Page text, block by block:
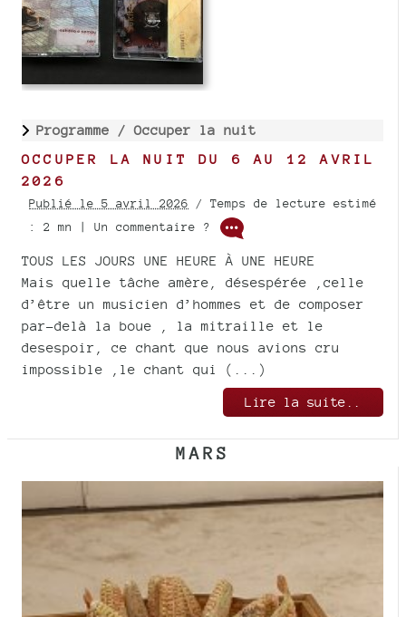
Programme /Occuper la nuit
OCCUPER LA NUIT DU 6 AU 12 AVRIL
2026
Publié le 5 avril 2026 / Temps de lecture estimé
: 2 mn | Un commentaire ?
TOUS LES JOURS UNE HEURE À UNE HEURE
Mais quelle tâche amère, désespérée ,celle
d’être un musicien d’hommes et de composer
par-delà la boue , la mitraille et le
desespoir, ce chant que nous avions cru
impossible ,le chant qui (...)
Lire la suite..
MARS